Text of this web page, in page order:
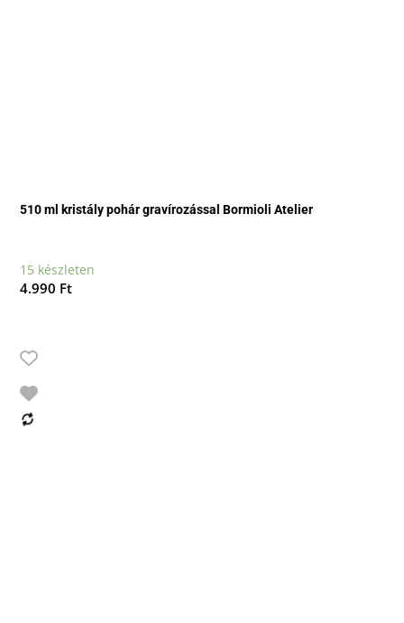
510 ml kristály pohár gravírozással Bormioli Atelier
15 készleten
4.990 Ft